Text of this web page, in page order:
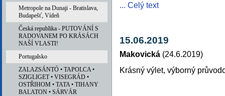
... Celý text
15.06.2019
Makovická(24.6.2019)
Krásný výlet, výborný
Metropole na Dunaji - Bratislava,
Budapešť, Vídeň
Česká republika - PUTOVÁNÍ S
RADOVANEM PO KRÁSÁCH
NAŠÍ VLASTI!
Portugalsko
ZALAZSÁNTÓ • TAPOLCA •
SZIGLIGET • VISEGRÁD •
OSTŘIHOM • TATA • TIHANY
BALATON • SÁRVÁR